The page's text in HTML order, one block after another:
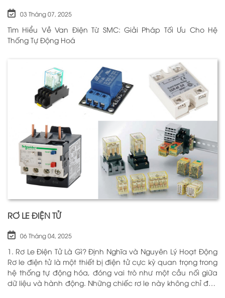
03 Tháng 07, 2025
Tìm Hiểu Về Van Điện Từ SMC: Giải Pháp Tối Ưu Cho Hệ
Thống Tự Động Hoá
RƠ LE ĐIỆN TỬ
06 Tháng 04, 2025
1. Rơ Le Điện Tử Là Gì? Định Nghĩa và Nguyên Lý Hoạt Động
Rơ le điện tử là một thiết bị điện tử cực kỳ quan trọng trong
hệ thống tự động hóa, đóng vai trò như một cầu nối giữa
dữ liệu và hành động. Những chiếc rơ le này không chỉ đơn